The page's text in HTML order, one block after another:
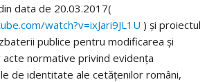
data de 20.03.2017(
watch?v=ixJari9JL1U ) și proiectul
publice pentru modificarea și
normative privind evidenţa
de identitate ale cetăţenilor români,